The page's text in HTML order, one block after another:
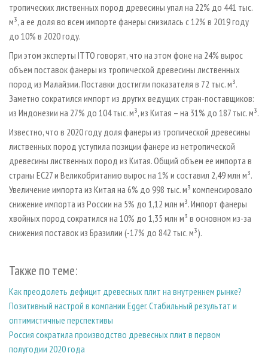
тропических лиственных пород древесины упал на 22% до 441 тыс.
м³, а ее доля во всем импорте фанеры снизилась с 12% в 2019 году
до 10% в 2020 году.
При этом эксперты ITTO говорят, что на этом фоне на 24% вырос
объем поставок фанеры из тропической древесины лиственных
пород из Малайзии. Поставки достигли показателя в 72 тыс. м³.
Заметно сократился импорт из других ведущих стран-поставщиков:
из Индонезии на 27% до 104 тыс. м³, из Китая – на 31% до 187 тыс. м³.
Известно, что в 2020 году доля фанеры из тропической древесины
лиственных пород уступила позиции фанере из нетропической
древесины лиственных пород из Китая. Общий объем ее импорта в
страны ЕС27 и Великобританию вырос на 1% и составил 2,49 млн м³.
Увеличение импорта из Китая на 6% до 998 тыс. м³ компенсировало
снижение импорта из России на 5% до 1,12 млн м³. Импорт фанеры
хвойных пород сократился на 10% до 1,35 млн м³ в основном из-за
снижения поставок из Бразилии (-17% до 842 тыс. м³).
Также по теме:
Как преодолеть дефицит древесных плит на внутреннем рынке?
Позитивный настрой в компании Egger. Cтабильный результат и
оптимистичные перспективы
Россия сократила производство древесных плит в первом
полугодии 2020 года